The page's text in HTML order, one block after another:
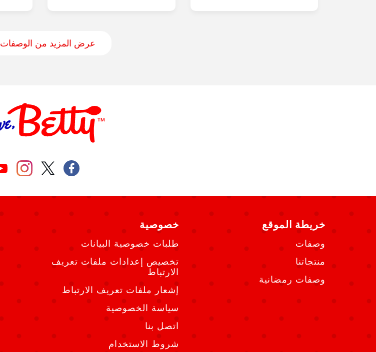
عرض المزيد من الوصفات
خريطة الموقع
وصفات
منتجاتنا
وصفات رمضانية
خصوصية
طلبات خصوصية البيانات
تخصيص إعدادات ملفات تعريف
الارتباط
إشعار ملفات تعريف الارتباط
سياسة الخصوصية
اتصل بنا
شروط الاستخدام